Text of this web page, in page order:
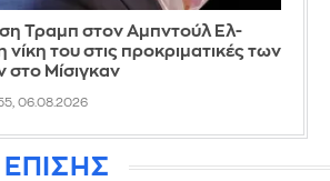
Τραμπ στον Αμπντούλ Ελ-
νίκη του στις προκριματικές των
στο Μίσιγκαν
06.08.2026